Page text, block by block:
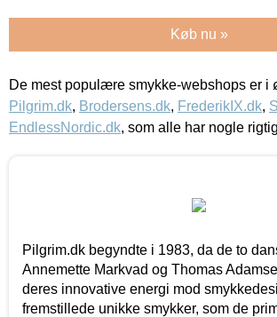
Køb nu »
De mest populære smykke-webshops er i
Pilgrim.dk, Brodersens.dk, FrederikIX.dk,
EndlessNordic.dk, som alle har nogle
Pilgrim.dk begyndte i 1983, da de to
Annemette Markvad og Thomas
deres innovative energi mod
fremstillede unikke smykker, som de